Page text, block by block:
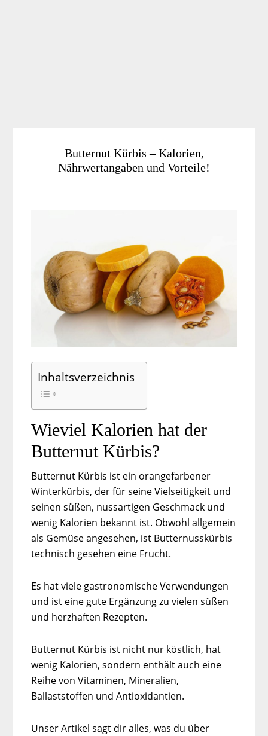
Butternut Kürbis – Kalorien,
Nährwertangaben und Vorteile!
Inhaltsverzeichnis
Wieviel Kalorien hat der
Butternut Kürbis?
Butternut Kürbis ist ein orangefarbener
Winterkürbis, der für seine Vielseitigkeit und
seinen süßen, nussartigen Geschmack und
wenig Kalorien bekannt ist. Obwohl allgemein
als Gemüse angesehen, ist Butternusskürbis
technisch gesehen eine Frucht.
Es hat viele gastronomische Verwendungen
und ist eine gute Ergänzung zu vielen süßen
und herzhaften Rezepten.
Butternut Kürbis ist nicht nur köstlich, hat
wenig Kalorien, sondern enthält auch eine
Reihe von Vitaminen, Mineralien,
Ballaststoffen und Antioxidantien.
Unser Artikel sagt dir alles, was du über